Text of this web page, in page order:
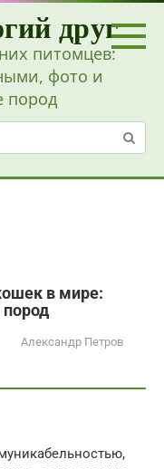
друг
питомцев:
фото и
пород
в мире:
пород
Александр Петров